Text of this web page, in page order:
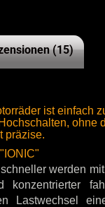
(15)
ist einfach
ohne
präzise.
werden
Lastwechsel